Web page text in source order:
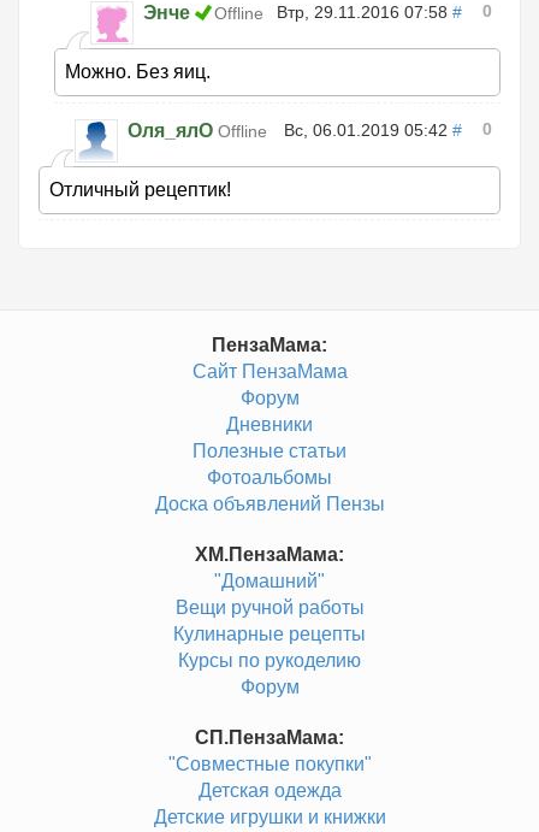
Энче Offline Втр, 29.11.2016 07:58 # 0
Можно. Без яиц.
Оля_ялО Offline Вс, 06.01.2019 05:42 # 0
Отличный рецептик!
ПензаМама:
Сайт ПензаМама
Форум
Дневники
Полезные статьи
Фотоальбомы
Доска объявлений Пензы
ХМ.ПензаМама:
"Домашний"
Вещи ручной работы
Кулинарные рецепты
Курсы по рукоделию
Форум
СП.ПензаМама:
"Совместные покупки"
Детская одежда
Детские игрушки и книжки